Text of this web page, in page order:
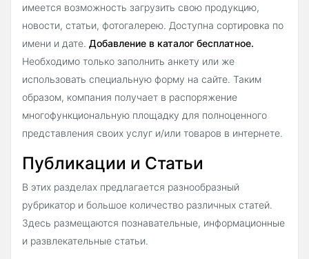
имеется возможность загрузить свою продукцию,
новости, статьи, фотогалерею. Доступна сортировка по
имени и дате. Добавление в каталог бесплатное.
Необходимо только заполнить анкету или же
использовать специальную форму на сайте. Таким
образом, компания получает в распоряжение
многофункциональную площадку для полноценного
представления своих услуг и/или товаров в интернете.
Публикации и Статьи
В этих разделах предлагается разнообразный
рубрикатор и большое количество различных статей.
Здесь размещаются познавательные, информационные
и развлекательные статьи.